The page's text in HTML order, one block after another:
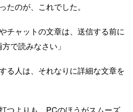
たのが、これでした。
チャットの文章は、送信する前に
で読みなさい」
る人は、それなりに詳細な文章を
つよりも、PCのほうがスムーズ